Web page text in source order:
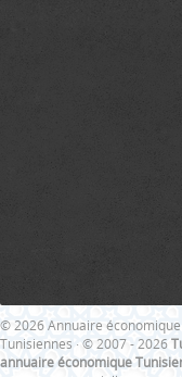
© 2026 Annuaire
Tunisiennes · © 2007 - 2026
annuaire économique